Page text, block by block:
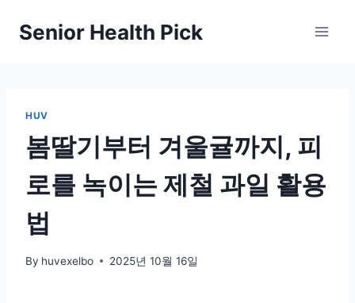
Senior Health Pick
HUV
봄딸기부터 겨울귤까지, 피
로를 녹이는 제철 과일 활용
법
By huvexelbo 2025년 10월 16일